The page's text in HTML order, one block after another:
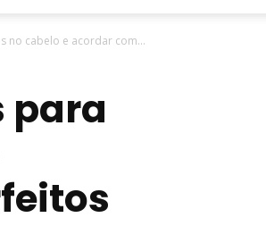
no cabelo e acordar com...
para